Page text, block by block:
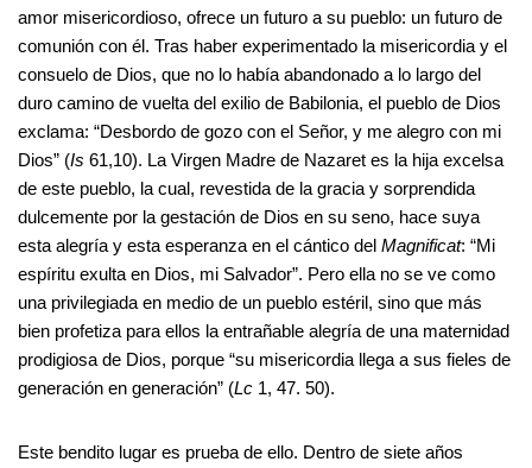
amor misericordioso, ofrece un futuro a su pueblo: un futuro de
comunión con él. Tras haber experimentado la misericordia y el
consuelo de Dios, que no lo había abandonado a lo largo del
duro camino de vuelta del exilio de Babilonia, el pueblo de Dios
exclama: “Desbordo de gozo con el Señor, y me alegro con mi
Dios” (Is 61,10). La Virgen Madre de Nazaret es la hija excelsa
de este pueblo, la cual, revestida de la gracia y sorprendida
dulcemente por la gestación de Dios en su seno, hace suya
esta alegría y esta esperanza en el cántico del Magnificat: “Mi
espíritu exulta en Dios, mi Salvador”. Pero ella no se ve como
una privilegiada en medio de un pueblo estéril, sino que más
bien profetiza para ellos la entrañable alegría de una maternidad
prodigiosa de Dios, porque “su misericordia llega a sus fieles de
generación en generación” (Lc 1, 47. 50).
Este bendito lugar es prueba de ello. Dentro de siete años